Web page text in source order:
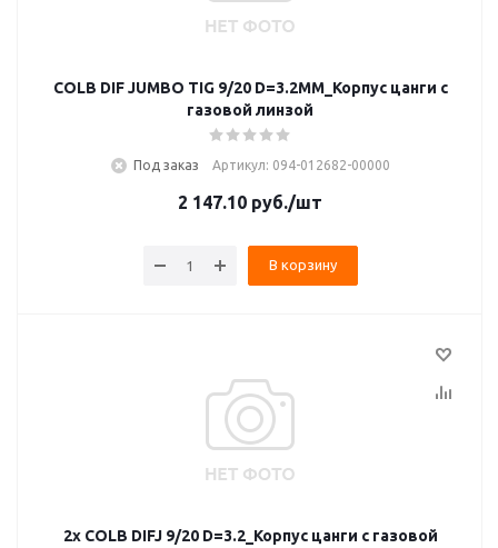
COLB DIF JUMBO TIG 9/20 D=3.2MM_Корпус цанги с
газовой линзой
Под заказ Артикул: 094-012682-00000
2 147.10 руб./шт
В корзину
2x COLB DIFJ 9/20 D=3.2_Корпус цанги с газовой